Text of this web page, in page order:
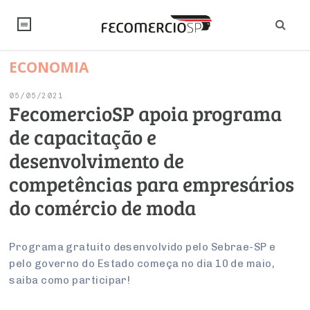
NOTÍCIAS
Artigos
Institucional
Debates Fecomercio-SP
PROJETOS ESPECIAIS:
UM BRASIL
Economia
Pesquisas
Brasil
Modernização do Estado
Economia Digital
Trabalho
Arbitragem e Mediação
Reforma Tributária
Negócios
Atacado
Sustentabilidade
ESG
Últimas Notícias
PESQUISAS
INSTITUCIONAL
Imprensa
CONSELHOS
Conselho de Turismo
EMPRESAS
ECONOMIA
05/05/2021
FecomercioSP apoia programa
de capacitação e
desenvolvimento de
competências para empresários
do comércio de moda
Programa gratuito desenvolvido pelo Sebrae-SP e
pelo governo do Estado começa no dia 10 de maio,
saiba como participar!